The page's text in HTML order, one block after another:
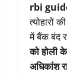
rbi
त्योहारों
में बैंक बंद
को होली
अधिकांश